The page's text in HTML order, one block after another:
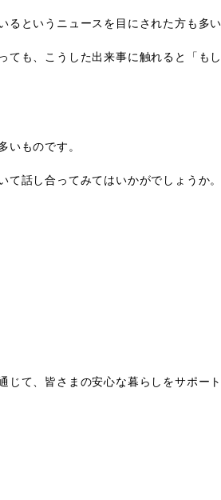
というニュースを目にされた方も多
も、こうした出来事に触れると「も
いものです。
話し合ってみてはいかがでしょうか。
て、皆さまの安心な暮らしをサポー